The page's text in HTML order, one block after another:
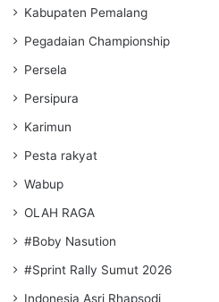
Kabupaten Pemalang
Pegadaian Championship
Persela
Persipura
Karimun
Pesta rakyat
Wabup
OLAH RAGA
#Boby Nasution
#Sprint Rally Sumut 2026
Indonesia Asri Rhapsodi